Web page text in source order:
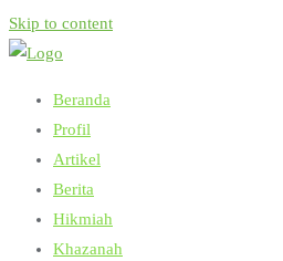
Skip to content
Beranda
Profil
Artikel
Berita
Hikmiah
Khazanah